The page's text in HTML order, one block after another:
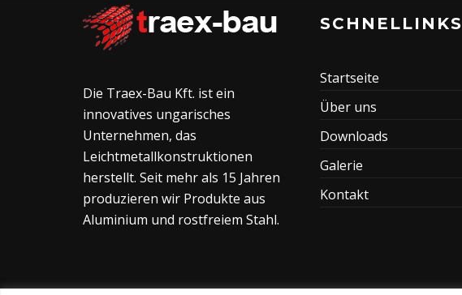
Die Traex-Bau Kft. ist ein
innovatives ungarisches
Unternehmen, das
Leichtmetallkonstruktionen
herstellt. Seit mehr als 15 Jahren
produzieren wir Produkte aus
Aluminium und rostfreiem Stahl.
SCHNELLINKS
Startseite
Über uns
Downloads
Galerie
Kontakt